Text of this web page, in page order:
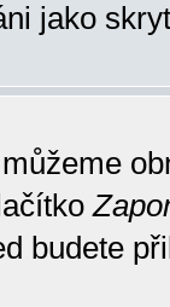
jako
budete